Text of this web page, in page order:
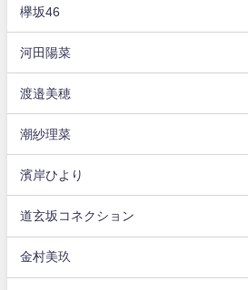
欅坂46
河田陽菜
渡邉美穂
潮紗理菜
濱岸ひより
道玄坂コネクション
金村美玖